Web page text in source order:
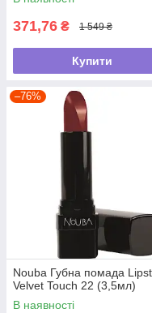
371,76 ₴ 1 549 ₴
Купити
–76%
Nouba Губна помада
Velvet Touch 22 (3,5мл)
В наявності